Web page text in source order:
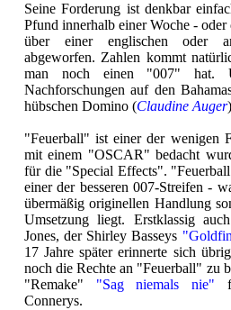
Seine Forderung ist denkbar
Pfund innerhalb einer Woche -
über einer englischen oder
abgeworfen. Zahlen kommt
man noch einen "007" hat.
Nachforschungen auf den
hübschen Domino (Claudine Auger
"Feuerball" ist einer der wenigen
mit einem "OSCAR" bedacht
für die "Special Effects".
einer der besseren 007-Streifen -
übermäßig originellen Handlung
Umsetzung liegt. Erstklassig
Jones, der Shirley Basseys
17 Jahre später erinnerte sich
noch die Rechte an "Feuerball" zu
"Remake" "Sag niemals nie"
Connerys.